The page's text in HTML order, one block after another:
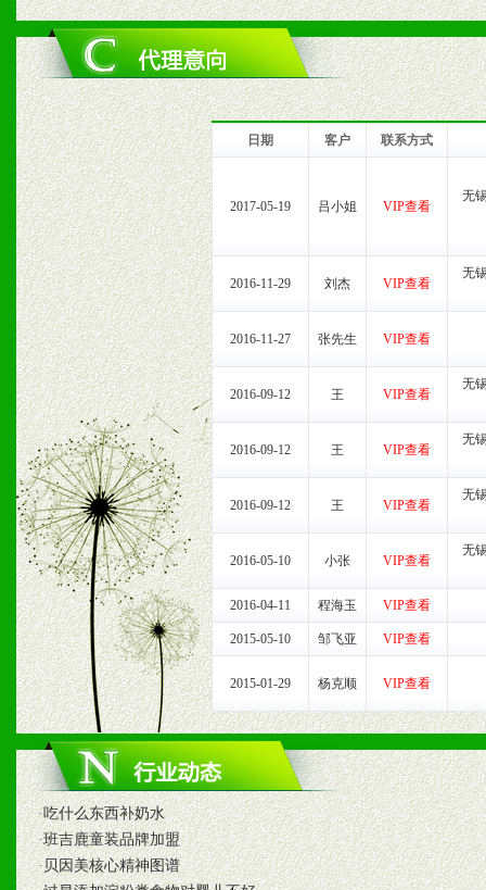
六、服务优势
1、完善的信息服务咨询中
我们将及时回复您的疑问。
2、售后服务：突发性产品
以及时受理记录并合理妥
3、我们时刻整理各区销售
时收编销售效果显着的案
七、招商代理（全国各地）
1、认同我们的经营理念。
2、具备较好商业信誉和资
3、具备区域内良好的终端
4、具备一定业务团队能力
道，医药渠道并为之提供
5、具备较强的市场操作意
八、品牌产品
1、不断提升品牌的知名度
日期 客户 联系方式
2017-05-19 吕小姐 VIP查看
无
2016-11-29 刘杰 VIP查看
无
2016-11-27 张先生 VIP查看
2016-09-12 王 VIP查看
无
2016-09-12 王 VIP查看
无
2016-09-12 王 VIP查看
无
2016-05-10 小张 VIP查看
无
2016-04-11 程海玉 VIP查看
2015-05-10 邹飞亚 VIP查看
2015-01-29 杨克顺 VIP查看
·吃什么东西补奶水
·班吉鹿童装品牌加盟
·贝因美核心精神图谱